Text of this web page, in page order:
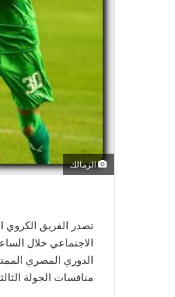
ر
و
ن
ي
ا
الزمالك
تصدر الفريق الكروي
الاجتماعي خلال
منافسات الجولة